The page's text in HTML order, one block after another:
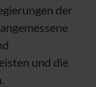
der
und die